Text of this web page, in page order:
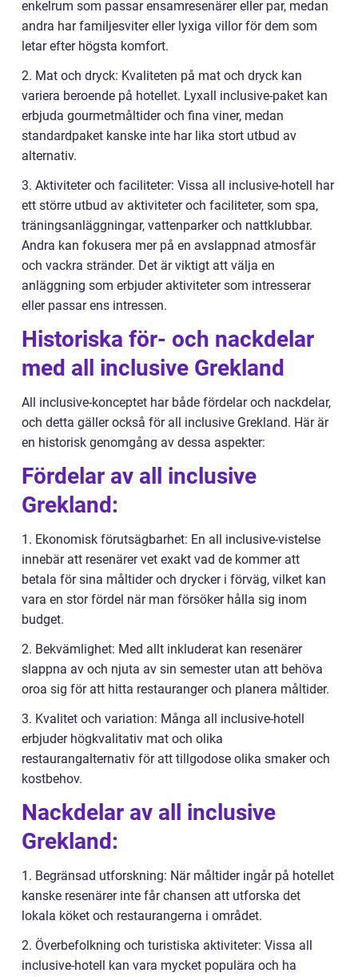
enkelrum som passar ensamresenärer eller par, medan
andra har familjesviter eller lyxiga villor för dem som
letar efter högsta komfort.
2. Mat och dryck: Kvaliteten på mat och dryck kan
variera beroende på hotellet. Lyxall inclusive-paket kan
erbjuda gourmetmåltider och fina viner, medan
standardpaket kanske inte har lika stort utbud av
alternativ.
3. Aktiviteter och faciliteter: Vissa all inclusive-hotell har
ett större utbud av aktiviteter och faciliteter, som spa,
träningsanläggningar, vattenparker och nattklubbar.
Andra kan fokusera mer på en avslappnad atmosfär
och vackra stränder. Det är viktigt att välja en
anläggning som erbjuder aktiviteter som intresserar
eller passar ens intressen.
Historiska för- och nackdelar
med all inclusive Grekland
All inclusive-konceptet har både fördelar och nackdelar,
och detta gäller också för all inclusive Grekland. Här är
en historisk genomgång av dessa aspekter:
Fördelar av all inclusive
Grekland:
1. Ekonomisk förutsägbarhet: En all inclusive-vistelse
innebär att resenärer vet exakt vad de kommer att
betala för sina måltider och drycker i förväg, vilket kan
vara en stor fördel när man försöker hålla sig inom
budget.
2. Bekvämlighet: Med allt inkluderat kan resenärer
slappna av och njuta av sin semester utan att behöva
oroa sig för att hitta restauranger och planera måltider.
3. Kvalitet och variation: Många all inclusive-hotell
erbjuder högkvalitativ mat och olika
restaurangalternativ för att tillgodose olika smaker och
kostbehov.
Nackdelar av all inclusive
Grekland:
1. Begränsad utforskning: När måltider ingår på hotellet
kanske resenärer inte får chansen att utforska det
lokala köket och restaurangerna i området.
2. Överbefolkning och turistiska aktiviteter: Vissa all
inclusive-hotell kan vara mycket populära och ha